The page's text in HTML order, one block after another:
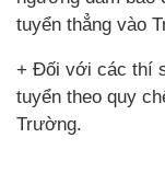
tuyển thẳng vào
+ Đối với các thí
tuyển theo quy
Trường.